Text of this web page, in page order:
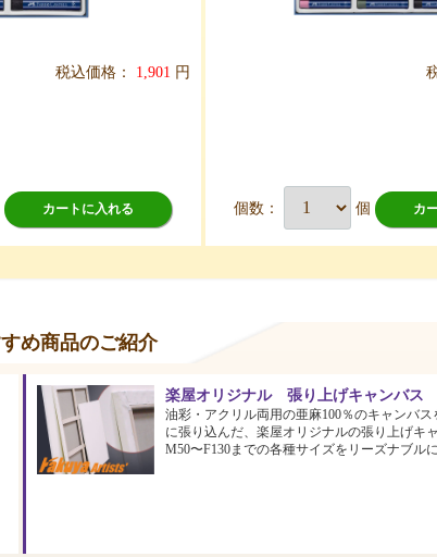
税込価格： 1,901 円
カートに入れる 個数： 個 カ
すめ商品のご紹介
楽屋オリジナル 張り上げキャンバス
油彩・アクリル両用の亜麻100％のキャンバ
に張り込んだ、楽屋オリジナルの張り上げキ
M50〜F130までの各種サイズをリーズナブル